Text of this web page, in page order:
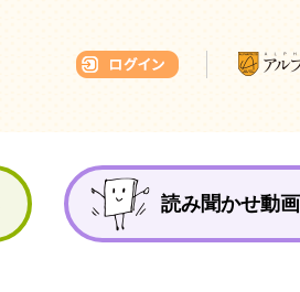
読み聞かせ動画